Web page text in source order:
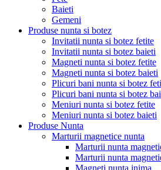
Baieti
Gemeni
Produse nunta si botez
Invitatii nunta si botez fetite
Invitatii nunta si botez baieti
Magneti nunta si botez fetite
Magneti nunta si botez baieti
Plicuri bani nunta si botez
Plicuri bani nunta si botez
Meniuri nunta si botez fetite
Meniuri nunta si botez baieti
Produse Nunta
Marturii magnetice nunta
Marturii nunta
Marturii nunta
Magneti nunta inima